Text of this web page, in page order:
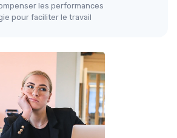
les performances
pour faciliter le travail